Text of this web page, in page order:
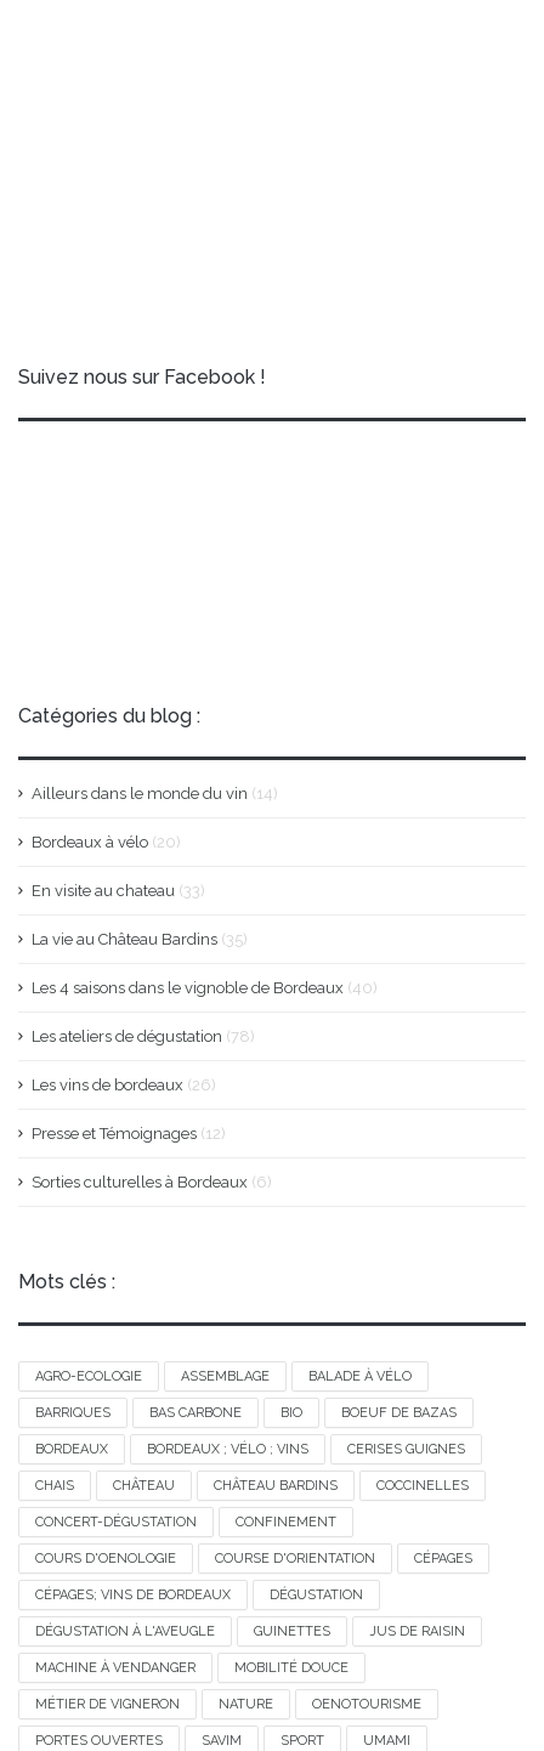
Suivez nous sur Facebook !
Catégories du blog :
Ailleurs dans le monde du vin (14)
Bordeaux à vélo (20)
En visite au chateau (33)
La vie au Château Bardins (35)
Les 4 saisons dans le vignoble de Bordeaux (40)
Les ateliers de dégustation (78)
Les vins de bordeaux (26)
Presse et Témoignages (12)
Sorties culturelles à Bordeaux (6)
Mots clés :
AGRO-ECOLOGIE ASSEMBLAGE BALADE À VÉLO
BARRIQUES BAS CARBONE BIO BOEUF DE BAZAS
BORDEAUX BORDEAUX ; VÉLO ; VINS CERISES GUIGNES
CHAIS CHÂTEAU CHÂTEAU BARDINS COCCINELLES
CONCERT-DÉGUSTATION CONFINEMENT
COURS D'OENOLOGIE COURSE D'ORIENTATION CÉPAGES
CÉPAGES; VINS DE BORDEAUX DÉGUSTATION
DÉGUSTATION À L'AVEUGLE GUINETTES JUS DE RAISIN
MACHINE À VENDANGER MOBILITÉ DOUCE
MÉTIER DE VIGNERON NATURE OENOTOURISME
PORTES OUVERTES SAVIM SPORT UMAMI